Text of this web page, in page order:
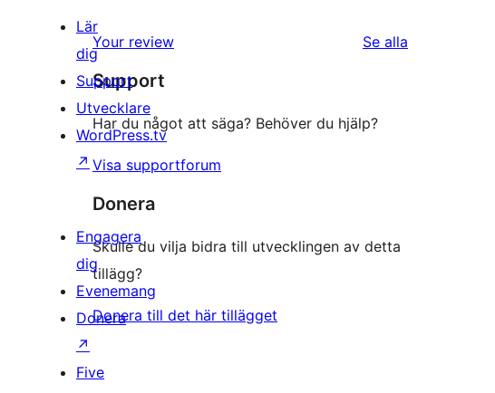
Your review Se alla
Support
Har du något att säga? Behöver du hjälp?
Visa supportforum
Donera
Skulle du vilja bidra till utvecklingen av detta
tillägg?
Donera till det här tillägget
Lär
dig
Support
Utvecklare
WordPress.tv
↗
Engagera
dig
Evenemang
Donera
↗
Five